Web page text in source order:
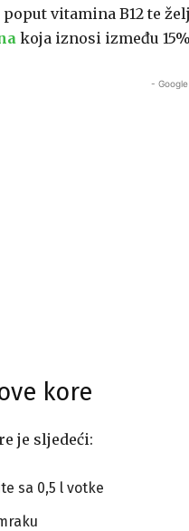
vitamina B12 te
koja iznosi između
-
kore
je sljedeći:
sa 0,5 l votke